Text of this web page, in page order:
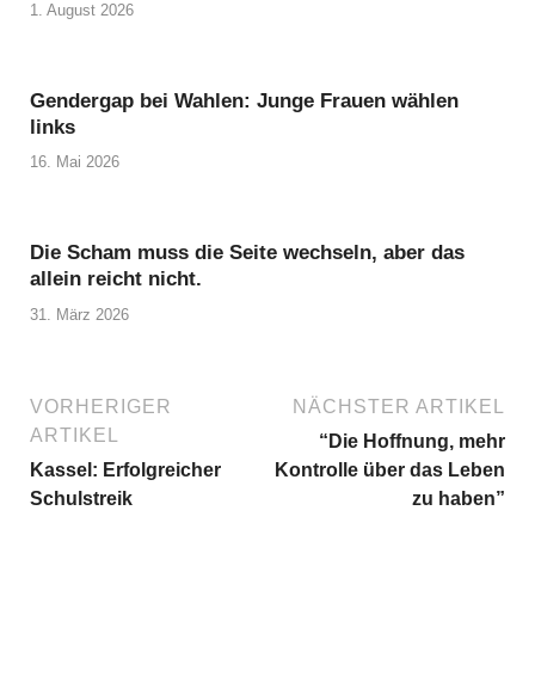
1. August 2026
Gendergap bei Wahlen: Junge Frauen wählen
links
16. Mai 2026
Die Scham muss die Seite wechseln, aber das
allein reicht nicht.
31. März 2026
VORHERIGER
ARTIKEL
Kassel: Erfolgreicher
Schulstreik
NÄCHSTER ARTIKEL
“Die Hoffnung, mehr
Kontrolle über das Leben
zu haben”